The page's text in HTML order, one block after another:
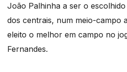
João Palhinha a ser o
dos centrais, num meio-campo
eleito o melhor em campo no
Fernandes.